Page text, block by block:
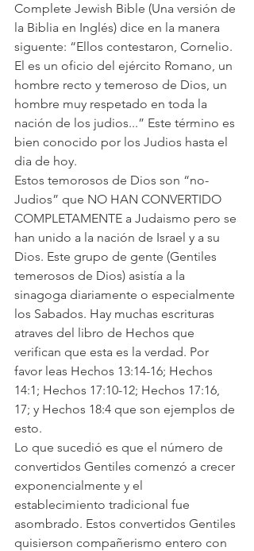
Complete Jewish Bible (Una versión de
la Biblia en Inglés) dice en la manera
siguente: “Ellos contestaron, Cornelio.
El es un oficio del ejército Romano, un
hombre recto y temeroso de Dios, un
hombre muy respetado en toda la
nación de los judios...” Este término es
bien conocido por los Judios hasta el
dia de hoy.
Estos temorosos de Dios son “no-
Judios” que NO HAN CONVERTIDO
COMPLETAMENTE a Judaismo pero se
han unido a la nación de Israel y a su
Dios. Este grupo de gente (Gentiles
temerosos de Dios) asistía a la
sinagoga diariamente o especialmente
los Sabados. Hay muchas escrituras
atraves del libro de Hechos que
verifican que esta es la verdad. Por
favor leas Hechos 13:14-16; Hechos
14:1; Hechos 17:10-12; Hechos 17:16,
17; y Hechos 18:4 que son ejemplos de
esto.
Lo que sucedió es que el número de
convertidos Gentiles comenzó a crecer
exponencialmente y el
establecimiento tradicional fue
asombrado. Estos convertidos Gentiles
quisierson compañerismo entero con